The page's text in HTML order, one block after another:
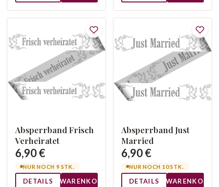
Absperrband Frisch
Verheiratet
6,90 €
NUR NOCH 9 STK.
DETAILS WARENKORB
Absperrband Just
Married
6,90 €
NUR NOCH 10 STK.
DETAILS WARENKORB